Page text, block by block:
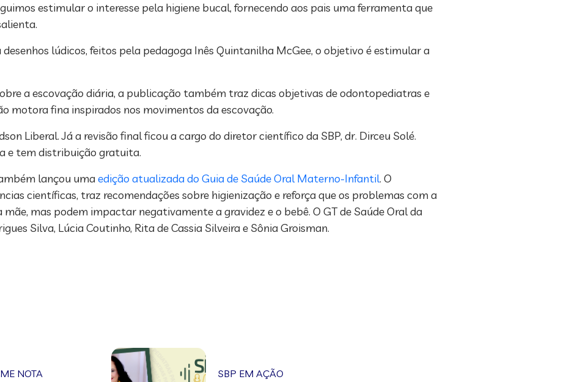
estimular o interesse pela higiene bucal, fornecendo aos pais uma ferramenta que
lúdicos, feitos pela pedagoga Inês Quintanilha McGee, o objetivo é estimular a
a escovação diária, a publicação também traz dicas objetivas de odontopediatras e
motora fina inspirados nos movimentos da escovação.
Liberal. Já a revisão final ficou a cargo do diretor científico da SBP, dr. Dirceu Solé.
e tem distribuição gratuita.
lançou uma edição atualizada do Guia de Saúde Oral Materno-Infantil. O
científicas, traz recomendações sobre higienização e reforça que os problemas com a
mas podem impactar negativamente a gravidez e o bebê. O GT de Saúde Oral da
Silva, Lúcia Coutinho, Rita de Cassia Silveira e Sônia Groisman.
NOTA SBP EM AÇÃO